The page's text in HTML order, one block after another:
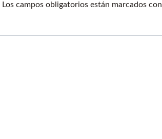
Los campos obligatorios están marcados con